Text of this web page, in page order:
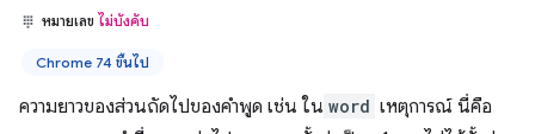
หมายเลข ไม่บังคับ
Chrome 74 ขึ้นไป
ความยาวของส่วนถัดไปของคำพูด เช่น ใน word เหตุการณ์ นี่คือ